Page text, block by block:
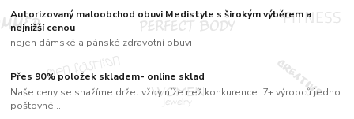
Autorizovaný maloobchod obuvi Medistyle s širokým výběrem a
nejnižší cenou
nejen dámské a pánské zdravotní obuvi
Přes 90% položek skladem- online sklad
Naše ceny se snažíme držet vždy níže než konkurence. 7+ výrobců jedno
poštovné....